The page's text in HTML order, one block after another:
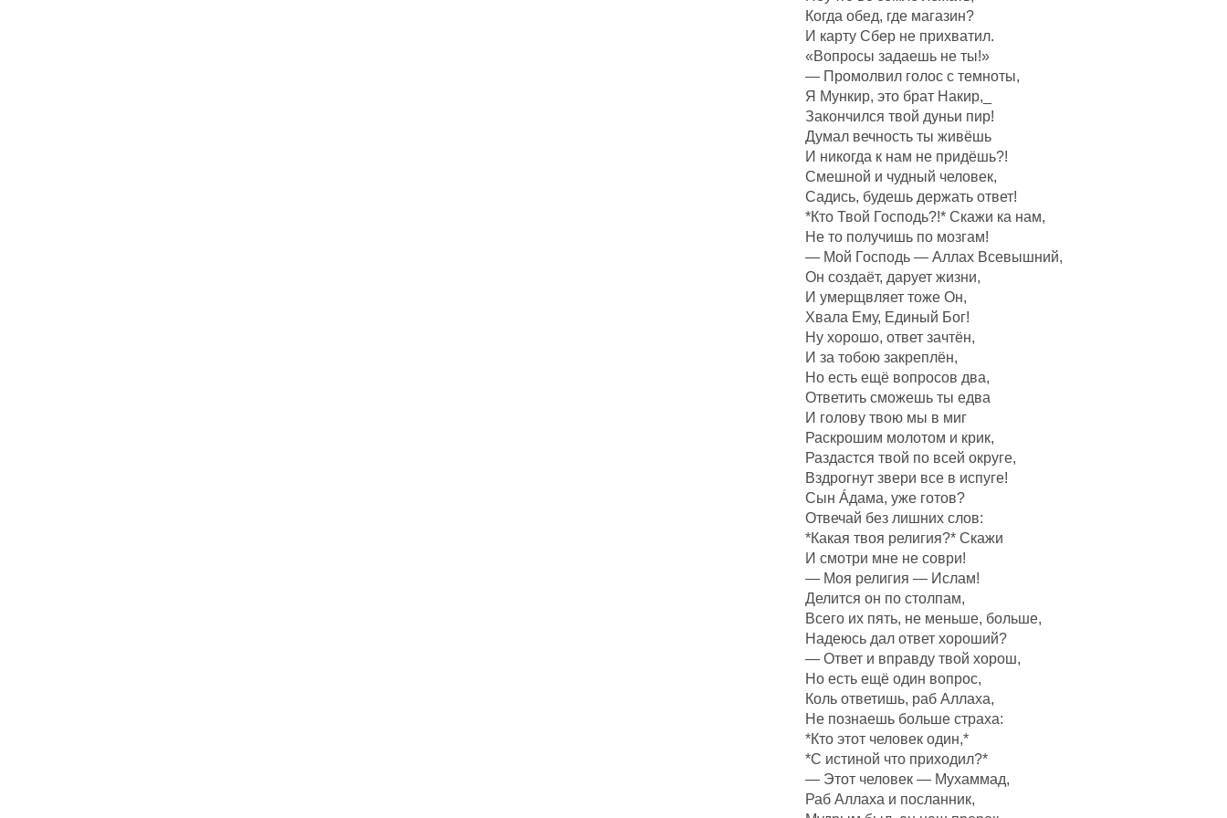
Когда обед, где магазин?
И карту Сбер не прихватил.
«Вопросы задаешь не ты!»
— Промолвил голос с темноты,
Я Мункир, это брат Накир,_
Закончился твой дуньи пир!
Думал вечность ты живёшь
И никогда к нам не придёшь?!
Смешной и чудный человек,
Садись, будешь держать ответ!
*Кто Твой Господь?!* Скажи ка нам,
Не то получишь по мозгам!
— Мой Господь — Аллах Всевышний,
Он создаëт, дарует жизни,
И умерщвляет тоже Он,
Хвала Ему, Единый Бог!
Ну хорошо, ответ зачтëн,
И за тобою закреплëн,
Но есть ещё вопросов два,
Ответить сможешь ты едва
И голову твою мы в миг
Раскрошим молотом и крик,
Раздастся твой по всей округе,
Вздрогнут звери все в испуге!
Сын Áдама, уже готов?
Отвечай без лишних слов:
*Какая твоя религия?* Скажи
И смотри мне не соври!
— Моя религия — Ислам!
Делится он по столпам,
Всего их пять, не меньше, больше,
Надеюсь дал ответ хороший?
— Ответ и вправду твой хорош,
Но есть ещё один вопрос,
Коль ответишь, раб Аллаха,
Не познаешь больше страха:
*Кто этот человек один,*
*С истиной что приходил?*
— Этот человек — Мухаммад,
Раб Аллаха и посланник,